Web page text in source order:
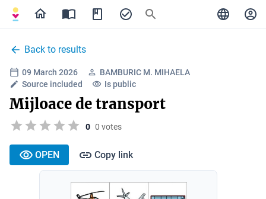
Back to results
09 March 2026
BAMBURIC M. MIHAELA
Source included
Is public
Mijloace de transport
0 0 votes
OPEN Copy link